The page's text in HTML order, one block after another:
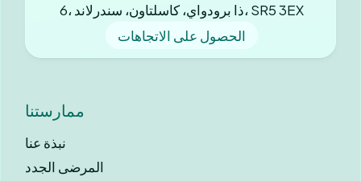
6، ذا برودواي، كاسلتاون، سندرلاند، SR5 3EX
الحصول على الاتجاهات
ممارستنا
نبذة عنا
المرضى الجدد